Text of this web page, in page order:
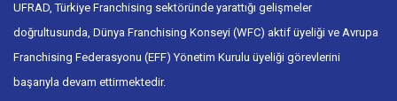
UFRAD, Türkiye Franchising sektöründe yarattığı gelişmeler
doğrultusunda, Dünya Franchising Konseyi (WFC) aktif üyeliği ve Avrupa